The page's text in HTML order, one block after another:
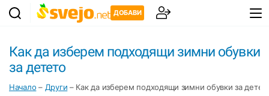
ДОБАВИ
Как да изберем подходящи зимни обувки
за детето
Начало – Други – Как да изберем подходящи зимни обувки за